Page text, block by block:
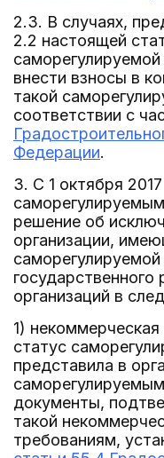
2.3. В случаях,
2.2 настоящей
внести взносы в
такой
соответствии с
Федерации.
3. С 1 октября
решение об
организации,
саморегулируемой
организаций в
1)
статус
представила в
документы,
такой
требованиям,